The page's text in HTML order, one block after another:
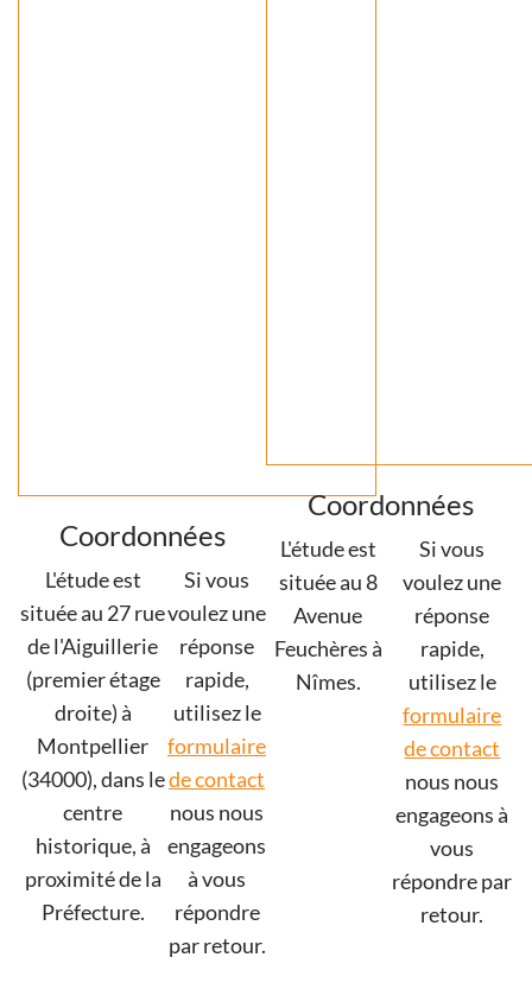
Coordonnées
L'étude est
située au 27 rue
de l'Aiguillerie
(premier étage
droite) à
Montpellier
(34000), dans le
centre
historique, à
proximité de la
Préfecture.
Si vous
voulez une
réponse
rapide,
utilisez le
formulaire
de contact
nous nous
engageons
à vous
répondre
par retour.
Coordonnées
L'étude est
située au 8
Avenue
Feuchères à
Nîmes.
Si vous
voulez une
réponse
rapide,
utilisez le
formulaire
de contact
nous nous
engageons à
vous
répondre par
retour.